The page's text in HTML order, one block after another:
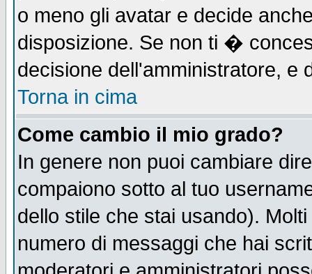
o meno gli avatar e decide
disposizione. Se non ti �
decisione dell'amministratore, e
Torna in cima
Come cambio il mio grado?
In genere non puoi cambiare
compaiono sotto al tuo
dello stile che stai usando).
numero di messaggi che hai